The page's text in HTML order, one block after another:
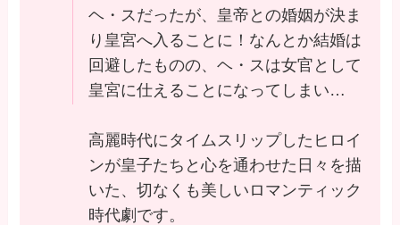
ヘ・スだったが、皇帝との婚姻が決ま
り皇宮へ入ることに！なんとか結婚は
回避したものの、ヘ・スは女官として
皇宮に仕えることになってしまい…
高麗時代にタイムスリップしたヒロイ
ンが皇子たちと心を通わせた日々を描
いた、切なくも美しいロマンティック
時代劇です。